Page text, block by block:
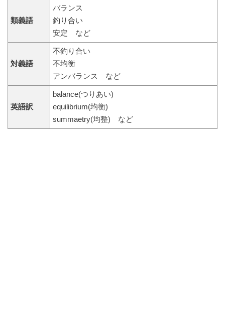
類義語
バランス
釣り合い
安定 など
対義語
不釣り合い
不均衡
アンバランス など
英語訳
balance(つりあい)
equilibrium(均衡)
summaetry(均整) など